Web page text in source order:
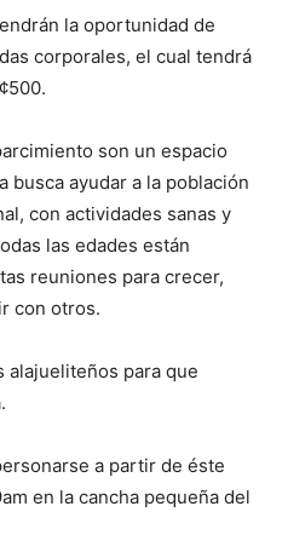
la oportunidad de
corporales, el cual tendrá
son un espacio
busca ayudar a la población
con actividades sanas y
las edades están
reuniones para crecer,
con otros.
alajueliteños para que
a partir de éste
en la cancha pequeña del